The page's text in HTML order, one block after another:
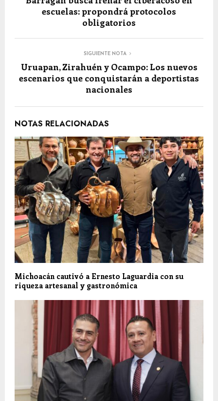
escuelas: propondrá protocolos
obligatorios
SIGUIENTE NOTA
Uruapan, Zirahuén y Ocampo: Los nuevos
escenarios que conquistarán a deportistas
nacionales
NOTAS RELACIONADAS
Michoacán cautivó a Ernesto Laguardia con su
riqueza artesanal y gastronómica